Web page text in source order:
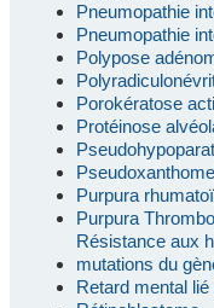
Pneumopathie
Pneumopathie
Polypose
Porokératose
Protéinose
Purpura
Purpura
Résistance aux
mutations du
Retard mental lié